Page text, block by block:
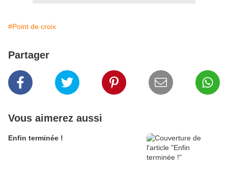
#Point de croix
Partager
Vous aimerez aussi
Enfin terminée !